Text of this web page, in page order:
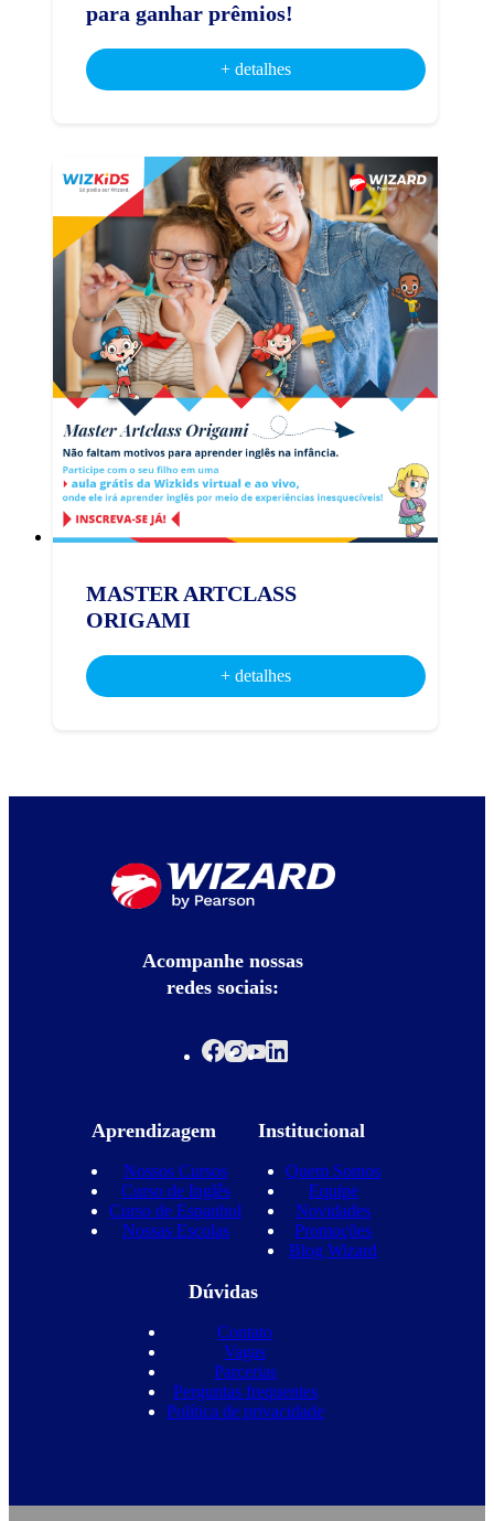
para ganhar prêmios! ​
+ detalhes
MASTER ARTCLASS
ORIGAMI
+ detalhes
Acompanhe nossas
redes sociais:
Aprendizagem
Nossos Cursos
Curso de Inglês
Curso de Espanhol
Nossas Escolas
Institucional
Quem Somos
Equipe
Novidades
Promoções
Blog Wizard
Dúvidas
Contato
Vagas
Parcerias
Perguntas frequentes
Política de privacidade